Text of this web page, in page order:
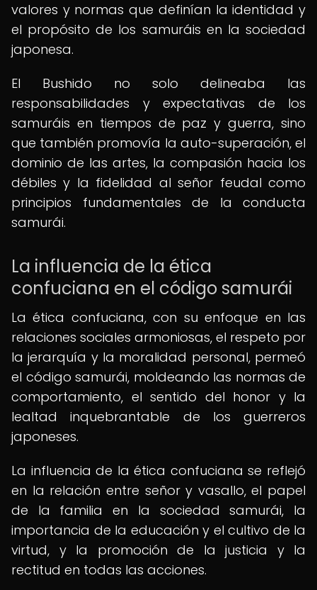
valores y normas que definían la identidad y
el propósito de los samuráis en la sociedad
japonesa.
El Bushido no solo delineaba las
responsabilidades y expectativas de los
samuráis en tiempos de paz y guerra, sino
que también promovía la auto-superación, el
dominio de las artes, la compasión hacia los
débiles y la fidelidad al señor feudal como
principios fundamentales de la conducta
samurái.
La influencia de la ética
confuciana en el código samurái
La ética confuciana, con su enfoque en las
relaciones sociales armoniosas, el respeto por
la jerarquía y la moralidad personal, permeó
el código samurái, moldeando las normas de
comportamiento, el sentido del honor y la
lealtad inquebrantable de los guerreros
japoneses.
La influencia de la ética confuciana se reflejó
en la relación entre señor y vasallo, el papel
de la familia en la sociedad samurái, la
importancia de la educación y el cultivo de la
virtud, y la promoción de la justicia y la
rectitud en todas las acciones.